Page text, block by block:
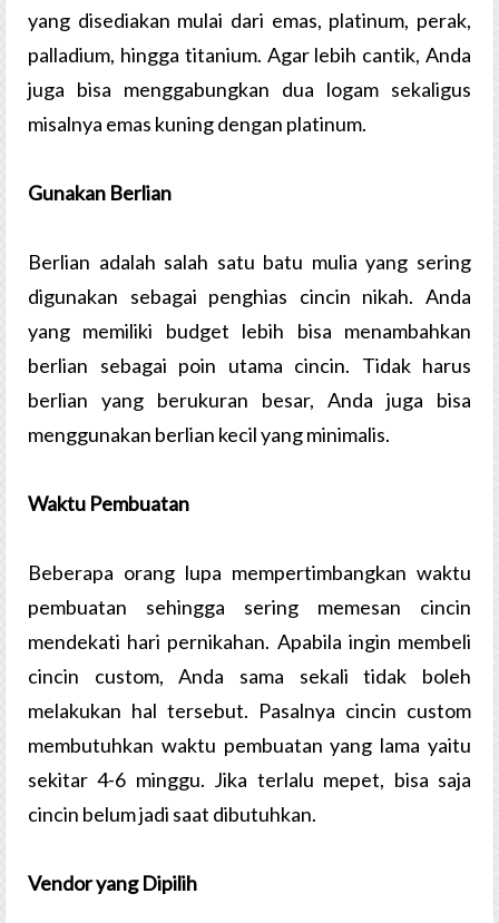
yang disediakan mulai dari emas, platinum, perak,
palladium, hingga titanium. Agar lebih cantik, Anda
juga bisa menggabungkan dua logam sekaligus
misalnya emas kuning dengan platinum.
Gunakan Berlian
Berlian adalah salah satu batu mulia yang sering
digunakan sebagai penghias cincin nikah. Anda
yang memiliki budget lebih bisa menambahkan
berlian sebagai poin utama cincin. Tidak harus
berlian yang berukuran besar, Anda juga bisa
menggunakan berlian kecil yang minimalis.
Waktu Pembuatan
Beberapa orang lupa mempertimbangkan waktu
pembuatan sehingga sering memesan cincin
mendekati hari pernikahan. Apabila ingin membeli
cincin custom, Anda sama sekali tidak boleh
melakukan hal tersebut. Pasalnya cincin custom
membutuhkan waktu pembuatan yang lama yaitu
sekitar 4-6 minggu. Jika terlalu mepet, bisa saja
cincin belum jadi saat dibutuhkan.
Vendor yang Dipilih